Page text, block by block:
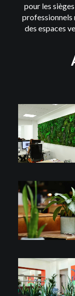
pour les
professionnels
des espaces